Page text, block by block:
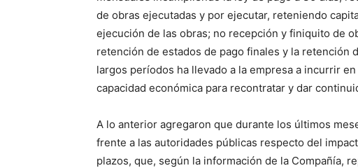
de obras ejecutadas y por ejecutar, reteniendo
ejecución de las obras; no recepción y finiquito de
retención de estados de pago finales y la retención
largos períodos ha llevado a la empresa a incurrir
capacidad económica para recontratar y dar
A lo anterior agregaron que durante los últimos
frente a las autoridades públicas respecto del
plazos, que, según la información de la Compañía,